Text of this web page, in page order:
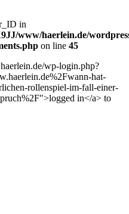
in
www/haerlein.de/
on line 45
wp-login.php?
hat-
rollenspiel-im-fall-einer-
in</a> to